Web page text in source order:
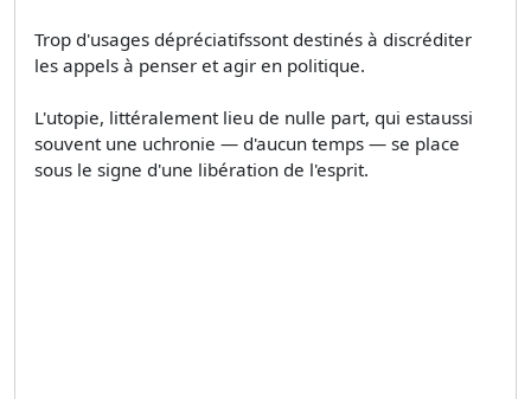
Trop d'usages dépréciatifssont destinés à discréditer
les appels à penser et agir en politique.
L'utopie, littéralement lieu de nulle part, qui estaussi
souvent une uchronie — d'aucun temps — se place
sous le signe d'une libération de l'esprit.